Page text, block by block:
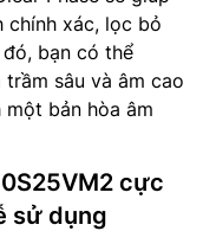
chính xác, lọc bỏ
bạn có thể
sâu và âm cao
bản hòa âm
cực
sử dụng